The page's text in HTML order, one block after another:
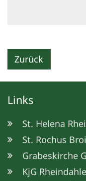
Zurück
Links
St. Helena
St. Rochus
Grabeskirche
KjG